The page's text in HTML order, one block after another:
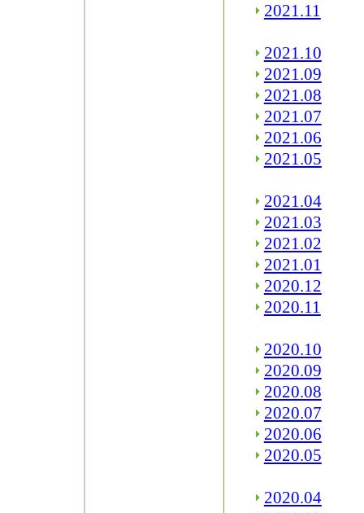
2021.11
2021.10
2021.09
2021.08
2021.07
2021.06
2021.05
2021.04
2021.03
2021.02
2021.01
2020.12
2020.11
2020.10
2020.09
2020.08
2020.07
2020.06
2020.05
2020.04